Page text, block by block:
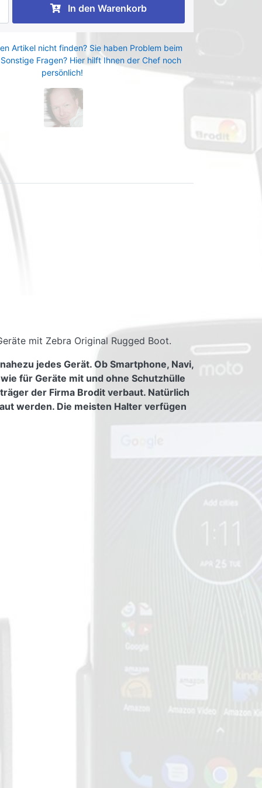
In den Warenkorb
Artikel nicht finden? Sie haben Problem beim
Fragen? Hier hilft Ihnen der Chef noch
persönlich!
mit Zebra Original Rugged Boot.
jedes Gerät. Ob Smartphone, Navi,
für Geräte mit und ohne Schutzhülle
der Firma Brodit verbaut. Natürlich
werden. Die meisten Halter verfügen